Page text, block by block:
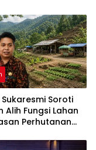
Soroti
Alih Fungsi Lahan
Perhutanan